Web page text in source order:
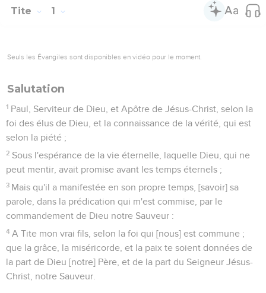
Tite 1
Seuls les Évangiles sont disponibles en vidéo pour le moment.
Salutation
1 Paul, Serviteur de Dieu, et Apôtre de Jésus-Christ, selon la
foi des élus de Dieu, et la connaissance de la vérité, qui est
selon la piété ;
2 Sous l'espérance de la vie éternelle, laquelle Dieu, qui ne
peut mentir, avait promise avant les temps éternels ;
3 Mais qu'il a manifestée en son propre temps, [savoir] sa
parole, dans la prédication qui m'est commise, par le
commandement de Dieu notre Sauveur :
4 A Tite mon vrai fils, selon la foi qui [nous] est commune ;
que la grâce, la miséricorde, et la paix te soient données de
la part de Dieu [notre] Père, et de la part du Seigneur Jésus-
Christ, notre Sauveur.